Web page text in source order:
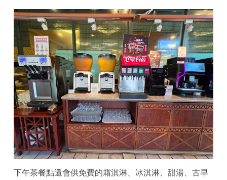
下午茶餐點還會供免費的霜淇淋、冰淇淋、甜湯、古早